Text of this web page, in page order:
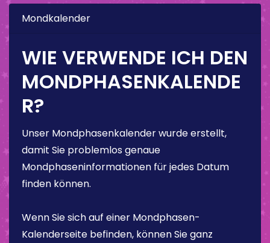
Mondkalender
WIE VERWENDE ICH DEN
MONDPHASENKALENDE
R?
Unser Mondphasenkalender wurde erstellt,
damit Sie problemlos genaue
Mondphaseninformationen für jedes Datum
finden können.
Wenn Sie sich auf einer Mondphasen-
Kalenderseite befinden, können Sie ganz